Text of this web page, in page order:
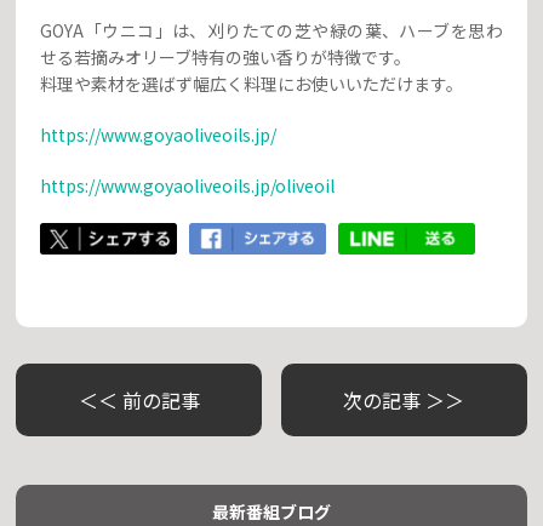
GOYA「ウニコ」は、刈りたての芝や緑の葉、ハーブを思わ
せる若摘みオリーブ特有の強い香りが特徴です。
料理や素材を選ばず幅広く料理にお使いいただけます。
https://www.goyaoliveoils.jp/
https://www.goyaoliveoils.jp/oliveoil
＜＜ 前の記事 次の記事 ＞＞
最新番組ブログ